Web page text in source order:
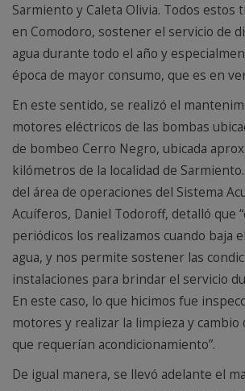
Sarmiento y Caleta Olivia. Todos estos
en Comodoro, sostener el servicio de
agua durante todo el año y
época de mayor consumo, que es en
En este sentido, se realizó el
motores eléctricos de las bombas
de bombeo Cerro Negro, ubicada
kilómetros de la localidad de
del área de operaciones del Sistema
Acuíferos, Daniel Todoroff, detalló que
periódicos los realizamos cuando baja
agua, y nos permite sostener las
instalaciones para brindar el servicio
En este caso, lo que hicimos fue
motores y realizar la limpieza y
que requerían acondicionamiento”.
De igual manera, se llevó adelante el